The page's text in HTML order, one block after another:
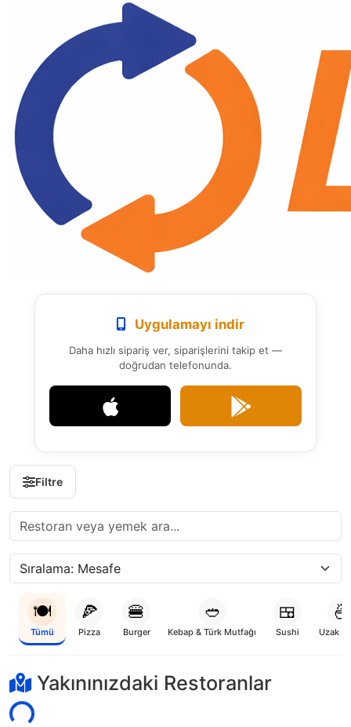
Uygulamayı indir
Daha hızlı sipariş ver, siparişlerini takip et —
doğrudan telefonunda.
Filtre
🍽️
Tümü
🍕
Pizza
🍔
Burger
🥙
Kebap & Türk Mutfağı
🍱
Sushi
🍜
Uzak
Yakınınızdaki Restoranlar
Yükleniyor...